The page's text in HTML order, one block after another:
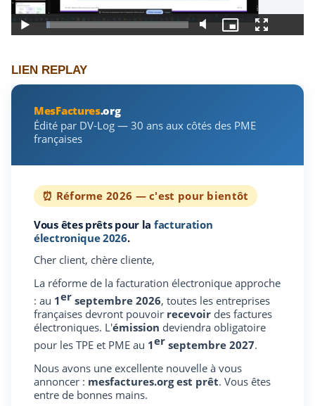
LIEN REPLAY
MesFactures.org
Édité par DV-Log — 30 ans aux côtés des PME
françaises
⏰ Réforme 2026 — c'est pour bientôt
Vous êtes prêts pour la facturation
électronique 2026.
Cher client, chère cliente,
La réforme de la facturation électronique approche
: au 1er septembre 2026, toutes les entreprises
françaises devront pouvoir recevoir des factures
électroniques. L'émission deviendra obligatoire
pour les TPE et PME au 1er septembre 2027.
Nous avons une excellente nouvelle à vous
annoncer : mesfactures.org est prêt. Vous êtes
entre de bonnes mains.